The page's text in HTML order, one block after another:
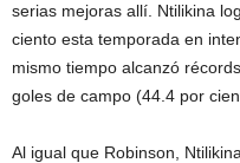
serias mejoras allí. Ntilikina
ciento esta temporada en
mismo tiempo alcanzó
goles de campo (44.4 por
Al igual que Robinson,